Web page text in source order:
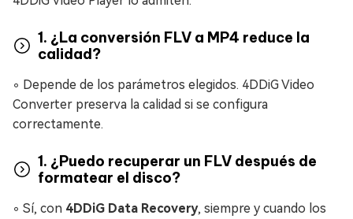
1. ¿La conversión FLV a MP4 reduce la
calidad?
◦ Depende de los parámetros elegidos. 4DDiG Video
Converter preserva la calidad si se configura
correctamente.
1. ¿Puedo recuperar un FLV después de
formatear el disco?
◦ Sí, con 4DDiG Data Recovery, siempre y cuando los